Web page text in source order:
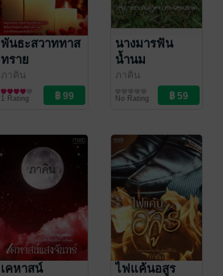
พันธะสวาททาส
ทราย
ภาคิน
นิยายรัก
1 Rating
นางมารฟัน
น้ำนม
ภาคิน
นิยายแฟนตาซี
No Rating
เคหาสน์
ไฟแค้นอสูร